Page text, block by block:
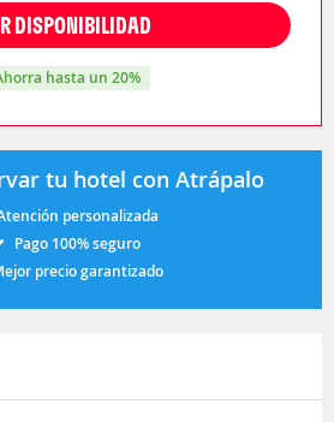
DISPONIBILIDAD
ahorra hasta un 20%
tu hotel con Atrápalo
personalizada
Pago 100% seguro
precio garantizado